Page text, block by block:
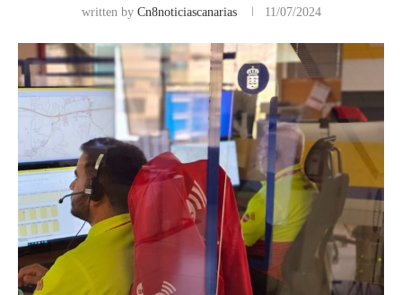
written by Cn8noticiascanarias 11/07/2024